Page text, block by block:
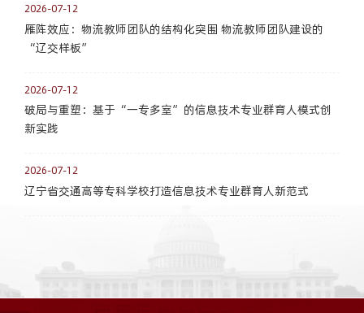
2026-07-12
雁阵效应：物流教师团队的结构化突围 物流教师团队建设的
“辽交样板”
2026-07-12
破局与重塑：基于“一专多室”的信息技术专业群育人模式创
新实践
2026-07-12
辽宁省交通高等专科学校打造信息技术专业群育人新范式